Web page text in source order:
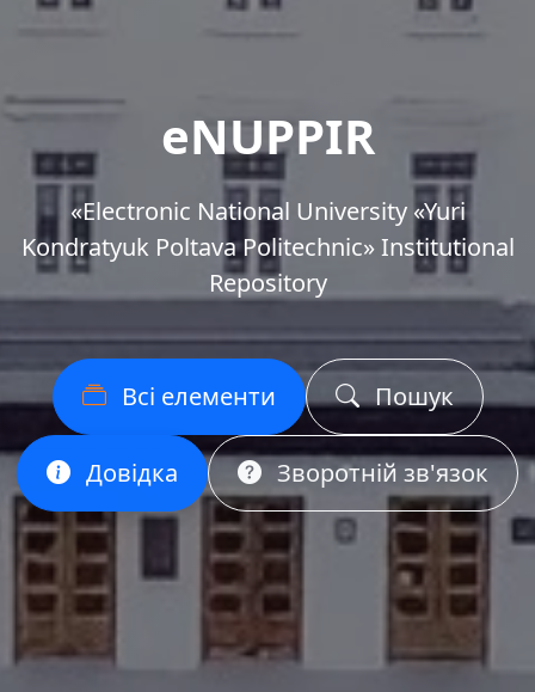
eNUPPIR
«Еlectronic National University «Yuri
Kondratyuk Poltava Politechnic» Institutional
Repository
Всі елементи Пошук
Довідка Зворотній зв'язок